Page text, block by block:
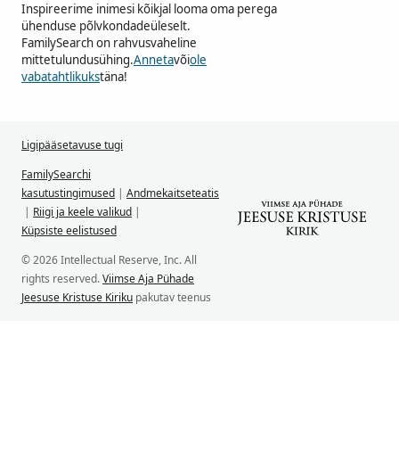
Inspireerime inimesi kõikjal looma oma perega
ühenduse põlvkondadeüleselt.
FamilySearch on rahvusvaheline
mittetulundusühing.Annetavõiole
vabatahtlikukstäna!
Ligipääsetavuse tugi
FamilySearchi
kasutustingimused | Andmekaitseteatis
| Riigi ja keele valikud |
Küpsiste eelistused
© 2026 Intellectual Reserve, Inc. All
rights reserved.Viimse Aja Pühade
Jeesuse Kristuse Kiriku pakutav teenus